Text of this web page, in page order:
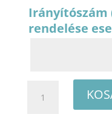
Irányítószám
rendelése
Breezeless